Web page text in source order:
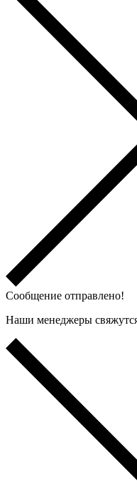
Сообщение отправлено!
Наши менеджеры